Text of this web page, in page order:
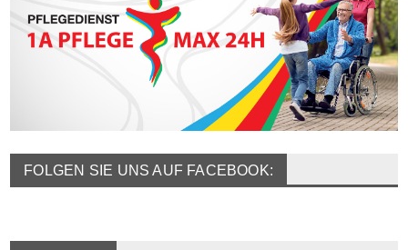
FOLGEN SIE UNS AUF FACEBOOK: